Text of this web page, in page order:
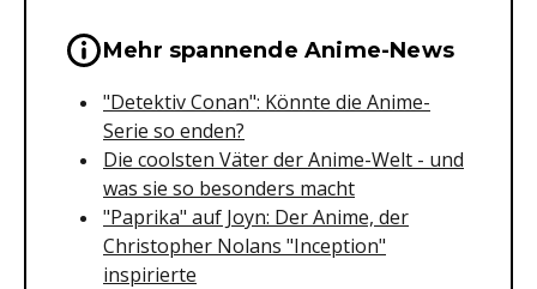
Wichtige Hinweise &
Mehr spannende Anime-News
"Detektiv Conan": Könnte die Anime-
Serie so enden?
Die coolsten Väter der Anime-Welt - und
was sie so besonders macht
"Paprika" auf Joyn: Der Anime, der
Christopher Nolans "Inception"
inspirierte